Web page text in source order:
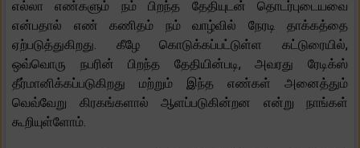
எல்லா எண்களும் நம் பிறந்த தேதியுடன் தொடர்புடையவை
என்பதால் எண் கணிதம் நம் வாழ்வில் நேரடி தாக்கத்தை
ஏற்படுத்துகிறது. கீழே கொடுக்கப்பட்டுள்ள கட்டுரையில்,
ஒவ்வொரு நபரின் பிறந்த தேதியின்படி, அவரது ரேடிக்ஸ்
தீர்மானிக்கப்படுகிறது மற்றும் இந்த எண்கள் அனைத்தும்
வெவ்வேறு கிரகங்களால் ஆளப்படுகின்றன என்று நாங்கள்
கூறியுள்ளோம்.